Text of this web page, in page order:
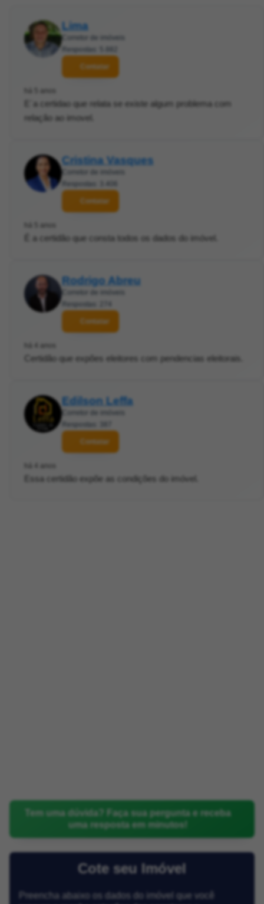
Lima
Corretor de imóveis
Respostas: 5.882
Contatar
há 5 anos
E´a certidao que relata se existe algum problema com
relação ao imovel.
Cristina Vasques
Corretor de imóveis
Respostas: 3.406
Contatar
há 5 anos
É a certidão que consta todos os dados do imóvel.
Rodrigo Abreu
Corretor de imóveis
Respostas: 274
Contatar
há 4 anos
Certidão que expões eleitores com pendencias eleitorais.
Edilson Leffa
Corretor de imóveis
Respostas: 387
Contatar
há 4 anos
Essa certidão expõe as condições do imóvel.
Tem uma dúvida? Faça sua pergunta e receba
uma resposta em minutos!
Cote seu Imóvel
Preencha abaixo os dados do imóvel que você